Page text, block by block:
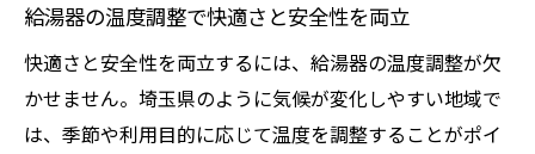
給湯器の温度調整で快適さと安全性を両立
快適さと安全性を両立するには、給湯器の温度調整が欠
かせません。埼玉県のように気候が変化しやすい地域で
は、季節や利用目的に応じて温度を調整することがポイ